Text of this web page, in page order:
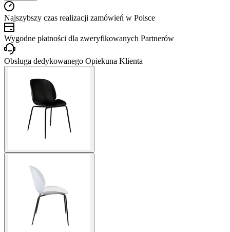
Najszybszy czas realizacji zamówień w Polsce
Wygodne płatności dla zweryfikowanych Partnerów
Obsługa dedykowanego Opiekuna Klienta